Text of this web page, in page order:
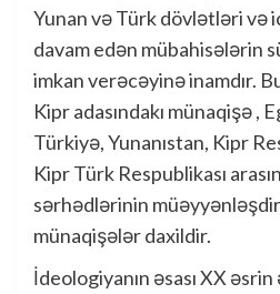
Yunan və Türk dövlətləri və
davam edən mübahisələrin
imkan verəcəyinə inamdır.
Kipr adasındakı münaqişə ,
Türkiyə, Yunanıstan, Kipr
Kipr Türk Respublikası
sərhədlərinin
münaqişələr daxildir.
İdeologiyanın əsası XX